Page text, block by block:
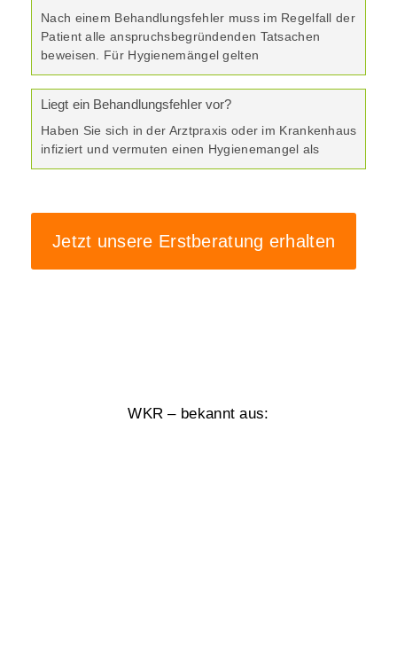
Nach einem Behandlungsfehler muss im Regelfall der
Patient alle anspruchsbegründenden Tatsachen
beweisen. Für Hygienemängel gelten
Liegt ein Behandlungsfehler vor?
Haben Sie sich in der Arztpraxis oder im Krankenhaus
infiziert und vermuten einen Hygienemangel als
Jetzt unsere Erstberatung erhalten
WKR – bekannt aus: